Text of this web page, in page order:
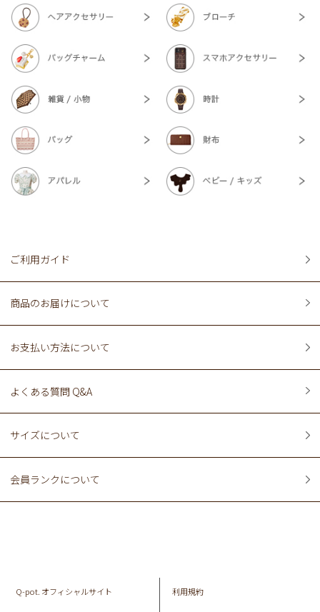
ご利用ガイド
商品のお届けについて
お支払い方法について
よくある質問 Q&A
サイズについて
会員ランクについて
Q-pot. オフィシャルサイト 利用規約